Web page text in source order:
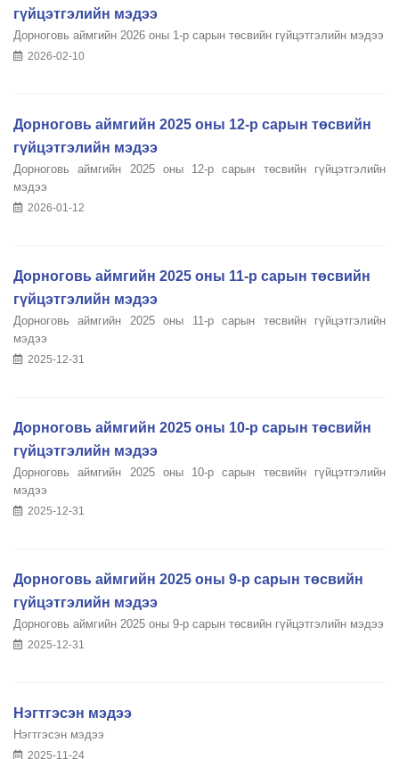
гүйцэтгэлийн мэдээ
Дорноговь аймгийн 2026 оны 1-р сарын төсвийн гүйцэтгэлийн мэдээ
2026-02-10
Дорноговь аймгийн 2025 оны 12-р сарын төсвийн
гүйцэтгэлийн мэдээ
Дорноговь аймгийн 2025 оны 12-р сарын төсвийн гүйцэтгэлийн
мэдээ
2026-01-12
Дорноговь аймгийн 2025 оны 11-р сарын төсвийн
гүйцэтгэлийн мэдээ
Дорноговь аймгийн 2025 оны 11-р сарын төсвийн гүйцэтгэлийн
мэдээ
2025-12-31
Дорноговь аймгийн 2025 оны 10-р сарын төсвийн
гүйцэтгэлийн мэдээ
Дорноговь аймгийн 2025 оны 10-р сарын төсвийн гүйцэтгэлийн
мэдээ
2025-12-31
Дорноговь аймгийн 2025 оны 9-р сарын төсвийн
гүйцэтгэлийн мэдээ
Дорноговь аймгийн 2025 оны 9-р сарын төсвийн гүйцэтгэлийн мэдээ
2025-12-31
Нэгтгэсэн мэдээ
Нэгтгэсэн мэдээ
2025-11-24